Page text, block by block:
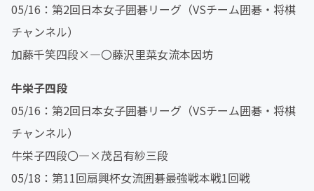
05/16：第2回日本女子囲碁リーグ（VSチーム囲碁・将棋
チャンネル）
加藤千笑四段×―〇藤沢里菜女流本因坊
牛栄子四段
05/16：第2回日本女子囲碁リーグ（VSチーム囲碁・将棋
チャンネル）
牛栄子四段〇―×茂呂有紗三段
05/18：第11回扇興杯女流囲碁最強戦本戦1回戦